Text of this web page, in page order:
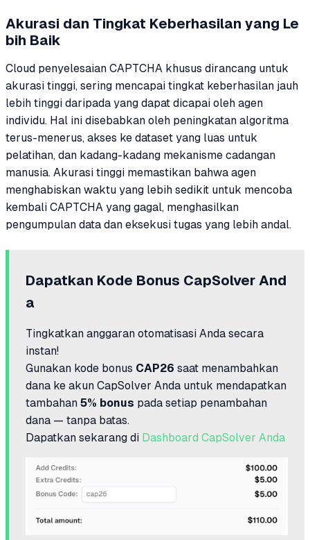
Akurasi dan Tingkat Keberhasilan yang Le
bih Baik
Cloud penyelesaian CAPTCHA khusus dirancang untuk
akurasi tinggi, sering mencapai tingkat keberhasilan jauh
lebih tinggi daripada yang dapat dicapai oleh agen
individu. Hal ini disebabkan oleh peningkatan algoritma
terus-menerus, akses ke dataset yang luas untuk
pelatihan, dan kadang-kadang mekanisme cadangan
manusia. Akurasi tinggi memastikan bahwa agen
menghabiskan waktu yang lebih sedikit untuk mencoba
kembali CAPTCHA yang gagal, menghasilkan
pengumpulan data dan eksekusi tugas yang lebih andal.
Dapatkan Kode Bonus CapSolver And
a
Tingkatkan anggaran otomatisasi Anda secara
instan!
Gunakan kode bonus CAP26 saat menambahkan
dana ke akun CapSolver Anda untuk mendapatkan
tambahan 5% bonus pada setiap penambahan
dana — tanpa batas.
Dapatkan sekarang di Dashboard CapSolver Anda